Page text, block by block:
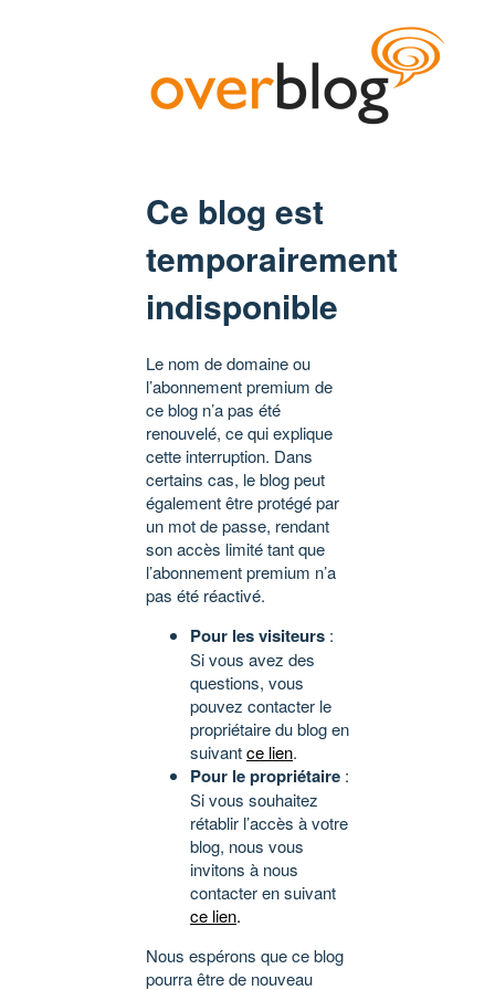
Ce blog est
temporairement
indisponible
Le nom de domaine ou
l’abonnement premium de
ce blog n’a pas été
renouvelé, ce qui explique
cette interruption. Dans
certains cas, le blog peut
également être protégé par
un mot de passe, rendant
son accès limité tant que
l’abonnement premium n’a
pas été réactivé.
Pour les visiteurs :
Si vous avez des
questions, vous
pouvez contacter le
propriétaire du blog en
suivantce lien.
Pour le propriétaire :
Si vous souhaitez
rétablir l’accès à votre
blog, nous vous
invitons à nous
contacter en suivant
ce lien.
Nous espérons que ce blog
pourra être de nouveau